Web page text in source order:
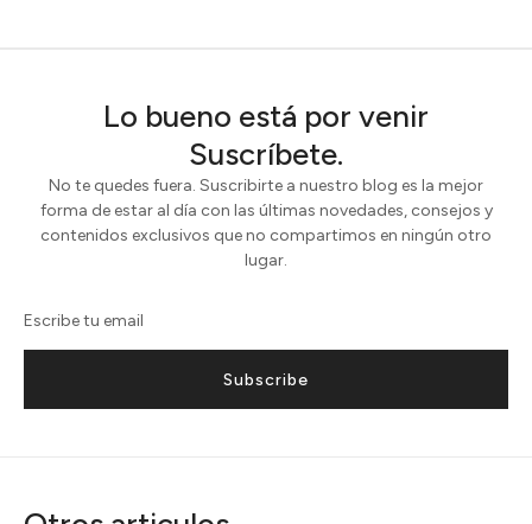
Lo bueno está por venir
Suscríbete.
No te quedes fuera. Suscribirte a nuestro blog es la mejor
forma de estar al día con las últimas novedades, consejos y
contenidos exclusivos que no compartimos en ningún otro
lugar.
Subscribe